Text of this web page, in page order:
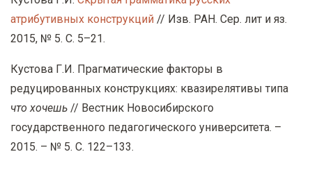
атрибутивных конструкций // Изв. РАН. Сер. лит и яз.
2015, № 5. С. 5–21.
Кустова Г.И. Прагматические факторы в
редуцированных конструкциях: квазирелятивы типа
что хочешь // Вестник Новосибирского
государственного педагогического университета. –
2015. – № 5. С. 122–133.